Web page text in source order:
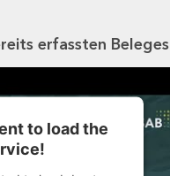
erfassten Beleges
to load the